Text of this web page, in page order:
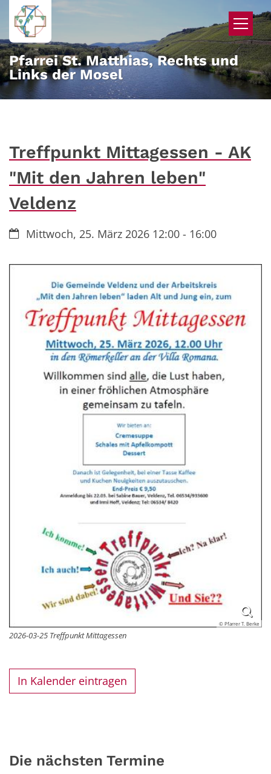
Zum Inhalt springen
Pfarrei St. Matthias, Rechts und
Links der Mosel
Treffpunkt Mittagessen - AK
"Mit den Jahren leben"
Veldenz
Datum:Mittwoch, 25. März 2026 12:00 - 16:00
© Pfarrer T. Berke
2026-03-25 Treffpunkt Mittagessen
In Kalender eintragen
Die nächsten Termine